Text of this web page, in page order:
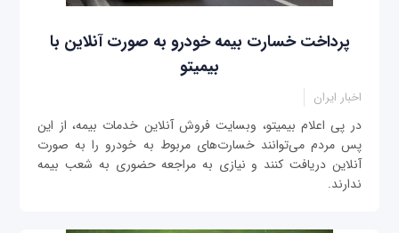
پرداخت خسارت بیمه خودرو به صورت آنلاین با
بیمیتو
اخبار ایران
در پی اعلام بیمیتو، وبسایت فروش آنلاین خدمات بیمه، از این
پس مردم می‌توانند خسارت‌های مربوط به خودرو را به صورت
آنلاین دریافت کنند و نیازی به مراجعه حضوری به شعب بیمه
ندارند.